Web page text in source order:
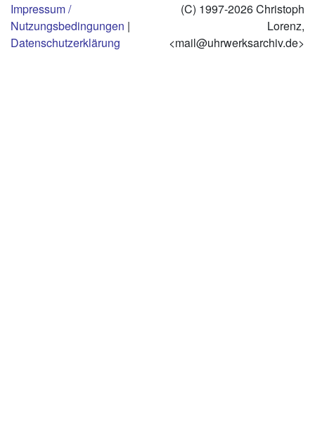
Impressum /
Nutzungsbedingungen |
Datenschutzerklärung
(C) 1997-2026 Christoph
Lorenz,
<mail@uhrwerksarchiv.de>